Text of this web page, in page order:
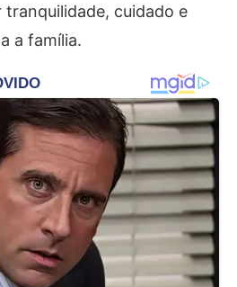
cuidado e
a família.